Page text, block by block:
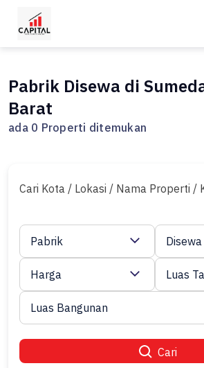
Pabrik Disewa di
Barat
ada 0 Properti ditemukan
Cari Kota / Lokasi / Nama Properti /
Cari
Pabrik Disewa
Harga Luas
Luas Bangunan